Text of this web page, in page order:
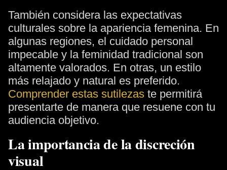
También considera las expectativas
culturales sobre la apariencia femenina. En
algunas regiones, el cuidado personal
impecable y la feminidad tradicional son
altamente valorados. En otras, un estilo
más relajado y natural es preferido.
Comprender estas sutilezas te permitirá
presentarte de manera que resuene con tu
audiencia objetivo.
La importancia de la discreción
visual